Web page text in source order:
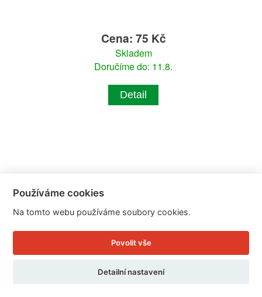
Cena: 75 Kč
Skladem
Doručíme do: 11.8.
Detail
Používáme cookies
Na tomto webu používáme soubory cookies.
Povolit vše
Detailní nastavení